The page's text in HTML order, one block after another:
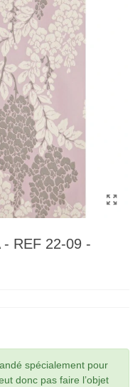
- REF 22-09 -
spécialement pour
donc pas faire l’objet